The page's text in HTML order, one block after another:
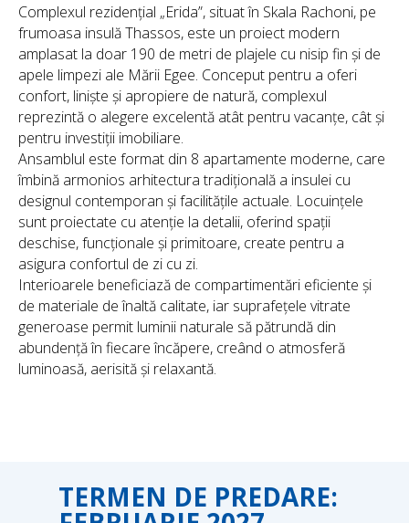
Complexul rezidențial „Erida”, situat în Skala Rachoni, pe
frumoasa insulă Thassos, este un proiect modern
amplasat la doar 190 de metri de plajele cu nisip fin și de
apele limpezi ale Mării Egee. Conceput pentru a oferi
confort, liniște și apropiere de natură, complexul
reprezintă o alegere excelentă atât pentru vacanțe, cât și
pentru investiții imobiliare.
Ansamblul este format din 8 apartamente moderne, care
îmbină armonios arhitectura tradițională a insulei cu
designul contemporan și facilitățile actuale. Locuințele
sunt proiectate cu atenție la detalii, oferind spații
deschise, funcționale și primitoare, create pentru a
asigura confortul de zi cu zi.
Interioarele beneficiază de compartimentări eficiente și
de materiale de înaltă calitate, iar suprafețele vitrate
generoase permit luminii naturale să pătrundă din
abundență în fiecare încăpere, creând o atmosferă
luminoasă, aerisită și relaxantă.
TERMEN DE PREDARE: